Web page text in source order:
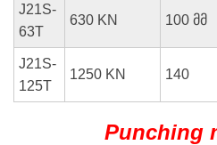
J21S-
63T
630 KN 100 მმ
J21S-
125T
1250 KN 140
Punching